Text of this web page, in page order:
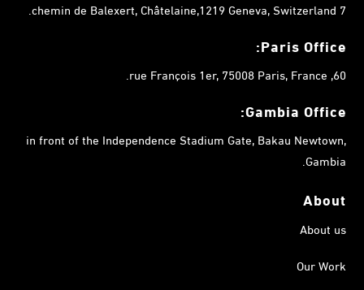
7 chemin de Balexert, Châtelaine,1219 Geneva, Switzerland.
Paris Office:
60, rue François 1er, 75008 Paris, France.
Gambia Office:
in front of the Independence Stadium Gate, Bakau Newtown,
Gambia.
About
About us
Our Work